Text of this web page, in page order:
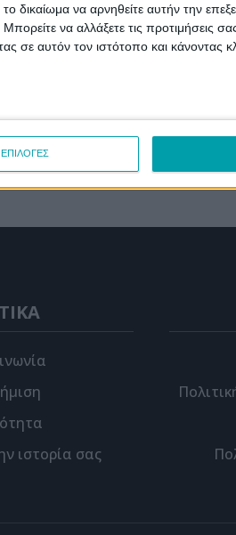
δικαίωμα να αρνηθείτε αυτήν την
να αλλάξετε τις προτιμήσεις
σε αυτόν τον ιστότοπο και κάνοντας
- Θράκης
Τετάρτη 24
Αρμόδιο...
ιστορία σας